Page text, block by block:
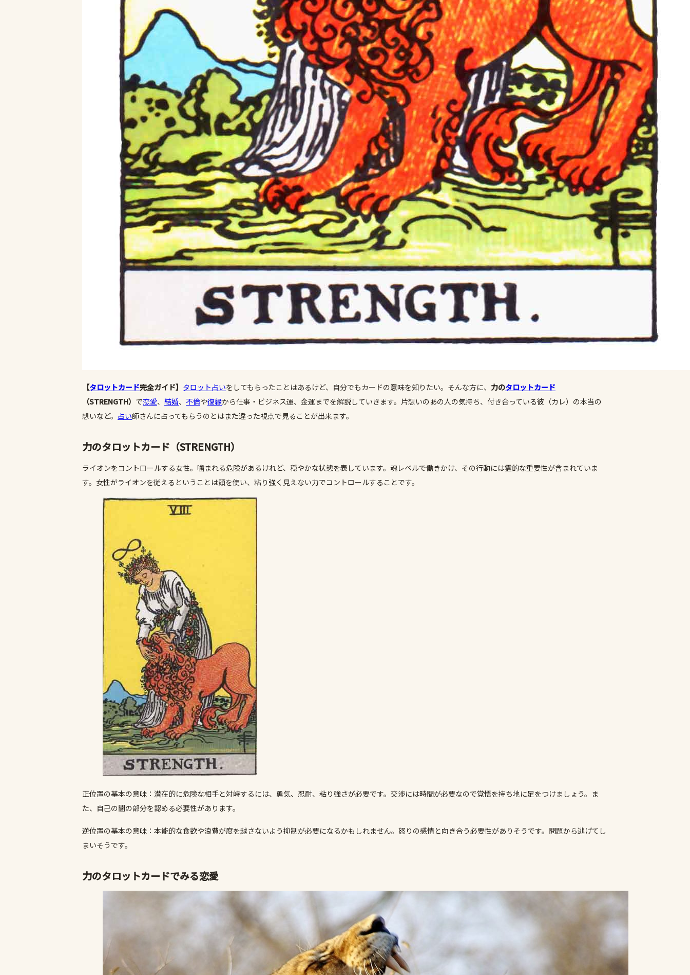
【タロットカード完全ガイド】 タロット占いをしてもらったことはあるけど、自分でもカードの意味を知りたい。そんな方に、 力のタロットカード
（STRENGTH） で恋愛、 結婚、 不倫や復縁から仕事・ビジネス運、金運までを解説していきます。片想いのあの人の気持ち、付き合っている彼（カレ）の本当の
想いなど。 占い師さんに占ってもらうのとはまた違った視点で見ることが出来ます。
力のタロットカード（STRENGTH）
ライオンをコントロールする女性。噛まれる危険があるけれど、穏やかな状態を表しています。魂レベルで働きかけ、その行動には霊的な重要性が含まれていま
す。女性がライオンを従えるということは頭を使い、粘り強く見えない力でコントロールすることです。
正位置の基本の意味：潜在的に危険な相手と対峙するには、勇気、忍耐、粘り強さが必要です。交渉には時間が必要なので覚悟を持ち地に足をつけましょう。ま
た、自己の闇の部分を認める必要性があります。
逆位置の基本の意味：本能的な食欲や浪費が度を越さないよう抑制が必要になるかもしれません。怒りの感情と向き合う必要性がありそうです。問題から逃げてし
まいそうです。
力のタロットカードでみる恋愛